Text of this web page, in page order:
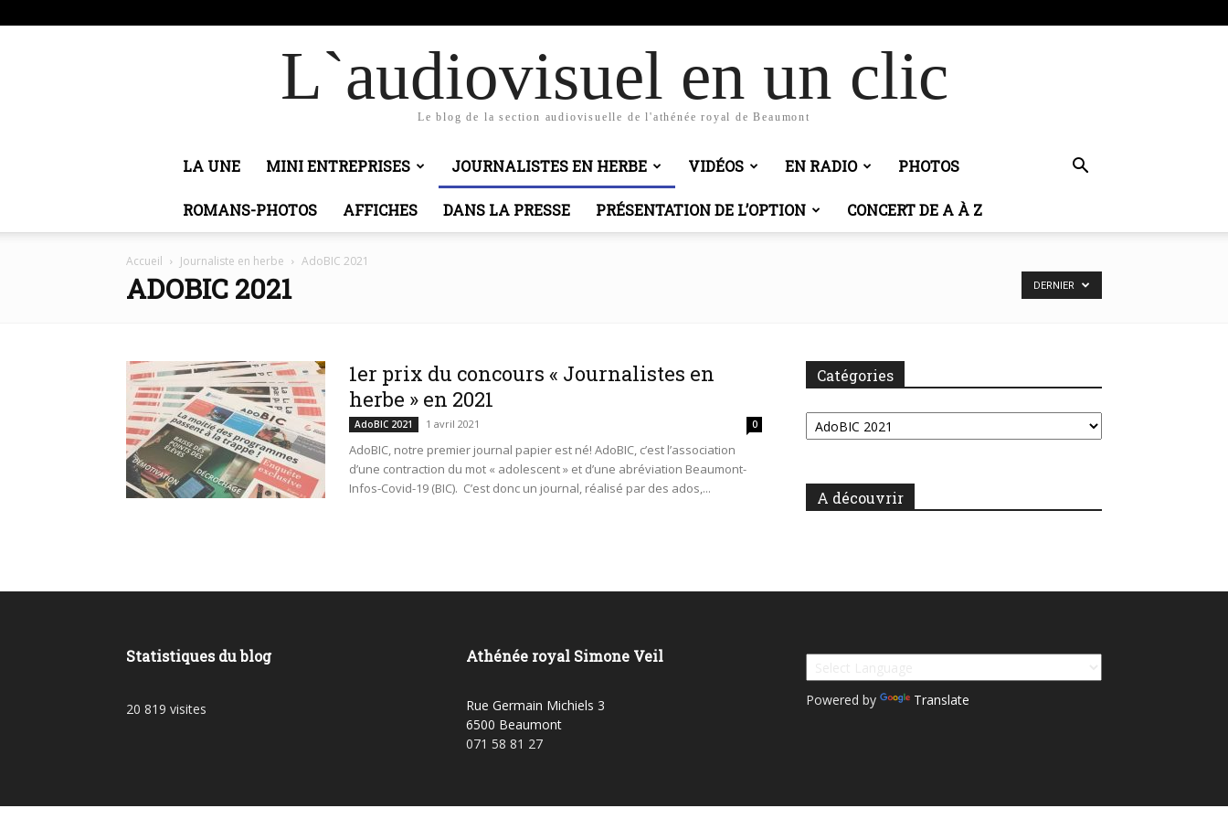
L`audiovisuel en un clic
Le blog de la section audiovisuelle de l'athénée royal de Beaumont
LA UNE MINI ENTREPRISES JOURNALISTES EN HERBE VIDÉOS EN RADIO PHOTOS
ROMANS-PHOTOS AFFICHES DANS LA PRESSE PRÉSENTATION DE L’OPTION CONCERT DE A À Z
Accueil Journaliste en herbe AdoBIC 2021
ADOBIC 2021 DERNIER
1er prix du concours « Journalistes en
herbe » en 2021
AdoBIC 2021 1 avril 2021 0
AdoBIC, notre premier journal papier est né! AdoBIC, c’est l’association
d’une contraction du mot « adolescent » et d’une abréviation Beaumont-
Infos-Covid-19 (BIC). C’est donc un journal, réalisé par des ados,...
Catégories
Catégories
A découvrir
Statistiques du blog
20 819 visites
Athénée royal Simone Veil
Rue Germain Michiels 3
6500 Beaumont
071 58 81 27
Powered by Translate